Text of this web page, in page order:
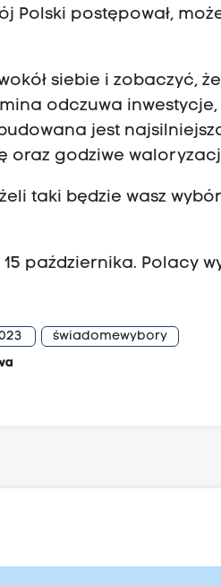
Polski postępował,
siebie i zobaczyć,
odczuwa
jest
oraz godziwe
taki będzie wasz
października. Polacy
świadomewybory